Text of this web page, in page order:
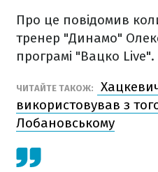
Про це повідомив
тренер "Динамо"
програмі "Вацко Live".
ЧИТАЙТЕ ТАКОЖ:
використовував з
Лобановському